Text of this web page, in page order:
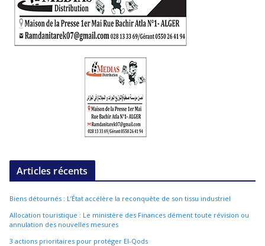
Articles récents
Biens détournés : L’État accélère la reconquête de son tissu industriel
Allocation touristique : Le ministère des Finances dément toute révision ou
annulation des nouvelles mesures
3 actions prioritaires pour protéger El-Qods